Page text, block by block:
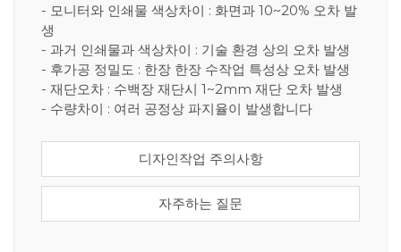
- 모니터와 인쇄물 색상차이 : 화면과 10~20% 오차 발
생
- 과거 인쇄물과 색상차이 : 기술 환경 상의 오차 발생
- 후가공 정밀도 : 한장 한장 수작업 특성상 오차 발생
- 재단오차 : 수백장 재단시 1~2mm 재단 오차 발생
- 수량차이 : 여러 공정상 파지율이 발생합니다
디자인작업 주의사항
자주하는 질문